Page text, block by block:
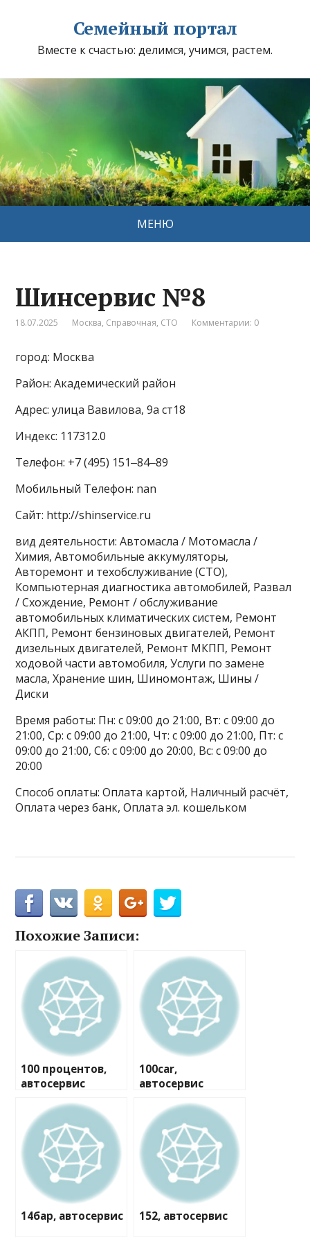
Семейный портал
Вместе к счастью: делимся, учимся, растем.
МЕНЮ
Шинсервис №8
18.07.2025 Москва, Справочная, СТО Комментарии: 0
город: Москва
Район: Академический район
Адрес: улица Вавилова, 9а ст18
Индекс: 117312.0
Телефон: +7 (495) 151‒84‒89
Мобильный Телефон: nan
Сайт: http://shinservice.ru
вид деятельности: Автомасла / Мотомасла /
Химия, Автомобильные аккумуляторы,
Авторемонт и техобслуживание (СТО),
Компьютерная диагностика автомобилей, Развал
/ Схождение, Ремонт / обслуживание
автомобильных климатических систем, Ремонт
АКПП, Ремонт бензиновых двигателей, Ремонт
дизельных двигателей, Ремонт МКПП, Ремонт
ходовой части автомобиля, Услуги по замене
масла, Хранение шин, Шиномонтаж, Шины /
Диски
Время работы: Пн: с 09:00 до 21:00, Вт: с 09:00 до
21:00, Ср: с 09:00 до 21:00, Чт: с 09:00 до 21:00, Пт: с
09:00 до 21:00, Сб: с 09:00 до 20:00, Вс: с 09:00 до
20:00
Способ оплаты: Оплата картой, Наличный расчёт,
Оплата через банк, Оплата эл. кошельком
Похожие Записи:
100 процентов,
автосервис
100car,
автосервис
14бар, автосервис 152, автосервис